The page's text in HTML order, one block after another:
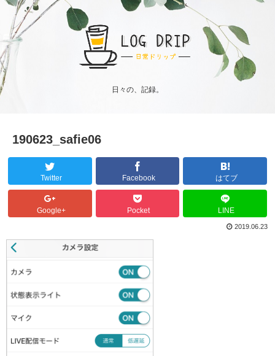
日々の、記録。
190623_safie06
Twitter Facebook はてブ
Google+ Pocket LINE
2019.06.23